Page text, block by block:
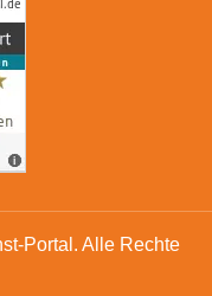
Portal. Alle Rechte